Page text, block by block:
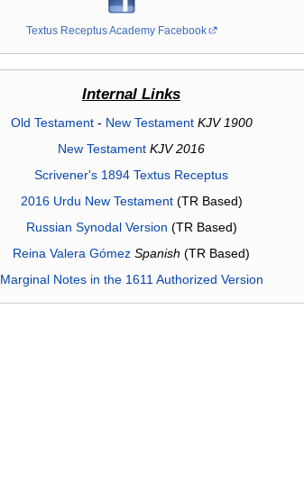
Textus Receptus Academy Facebook
Internal Links
Old Testament- New Testament KJV 1900
New Testament KJV 2016
Scrivener's 1894 Textus Receptus
2016 Urdu New Testament(TR Based)
Russian Synodal Version (TR Based)
Reina Valera Gómez Spanish (TR Based)
Marginal Notes in the 1611 Authorized Version